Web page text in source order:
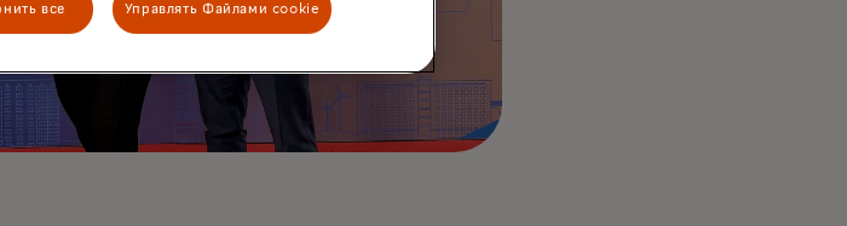
все Управлять Файлами cookie